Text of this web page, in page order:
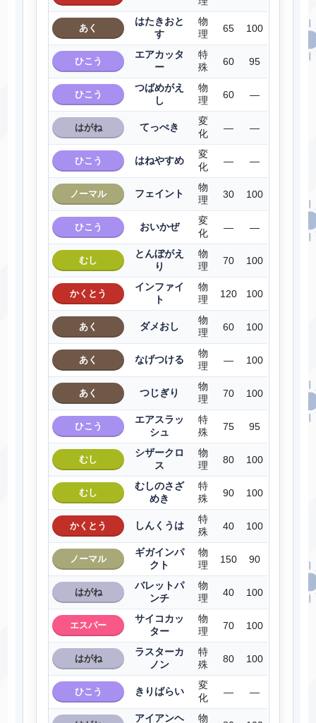
あく
はたきおと
す
物
理
65 100
ひこう
エアカッタ
ー
特
殊
60 95
ひこう
つばめがえ
し
物
理
60 ―
はがね てっぺき
変
化
― ―
ひこう はねやすめ
変
化
― ―
ノーマル フェイント
物
理
30 100
ひこう おいかぜ
変
化
― ―
むし
とんぼがえ
り
物
理
70 100
かくとう
インファイ
ト
物
理
120 100
あく ダメおし
物
理
60 100
あく なげつける
物
理
― 100
あく つじぎり
物
理
70 100
ひこう
エアスラッ
シュ
特
殊
75 95
むし
シザークロ
ス
物
理
80 100
むし
むしのさざ
めき
特
殊
90 100
かくとう しんくうは
特
殊
40 100
ノーマル
ギガインパ
クト
物
理
150 90
はがね
バレットパ
ンチ
物
理
40 100
エスパー
サイコカッ
ター
物
理
70 100
はがね
ラスターカ
ノン
特
殊
80 100
ひこう きりばらい
変
化
― ―
アイアンヘ 物